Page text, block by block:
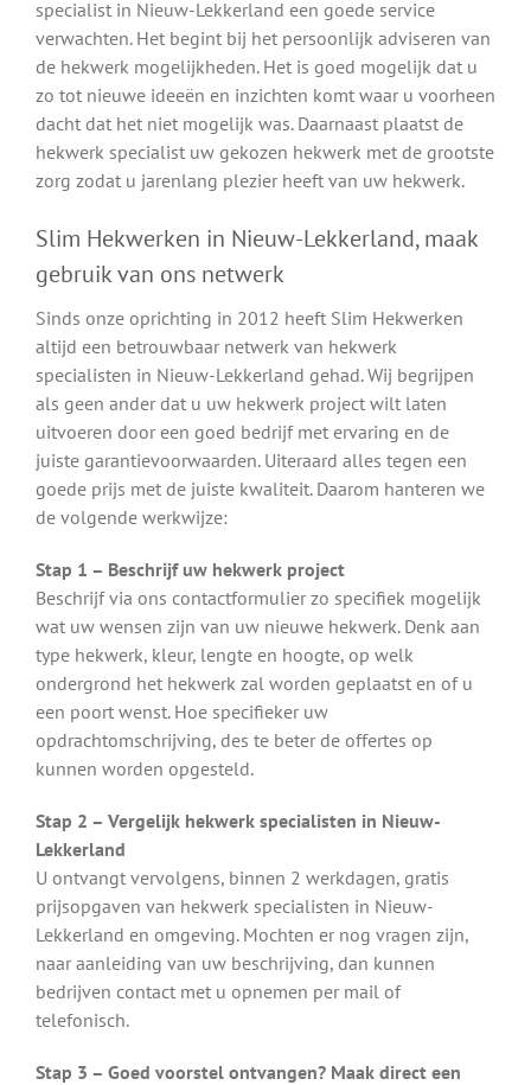
specialist in Nieuw-Lekkerland een goede service
verwachten. Het begint bij het persoonlijk adviseren van
de hekwerk mogelijkheden. Het is goed mogelijk dat u
zo tot nieuwe ideeën en inzichten komt waar u voorheen
dacht dat het niet mogelijk was. Daarnaast plaatst de
hekwerk specialist uw gekozen hekwerk met de grootste
zorg zodat u jarenlang plezier heeft van uw hekwerk.
Slim Hekwerken in Nieuw-Lekkerland, maak
gebruik van ons netwerk
Sinds onze oprichting in 2012 heeft Slim Hekwerken
altijd een betrouwbaar netwerk van hekwerk
specialisten in Nieuw-Lekkerland gehad. Wij begrijpen
als geen ander dat u uw hekwerk project wilt laten
uitvoeren door een goed bedrijf met ervaring en de
juiste garantievoorwaarden. Uiteraard alles tegen een
goede prijs met de juiste kwaliteit. Daarom hanteren we
de volgende werkwijze:
Stap 1 – Beschrijf uw hekwerk project
Beschrijf via ons contactformulier zo specifiek mogelijk
wat uw wensen zijn van uw nieuwe hekwerk. Denk aan
type hekwerk, kleur, lengte en hoogte, op welk
ondergrond het hekwerk zal worden geplaatst en of u
een poort wenst. Hoe specifieker uw
opdrachtomschrijving, des te beter de offertes op
kunnen worden opgesteld.
Stap 2 – Vergelijk hekwerk specialisten in Nieuw-
Lekkerland
U ontvangt vervolgens, binnen 2 werkdagen, gratis
prijsopgaven van hekwerk specialisten in Nieuw-
Lekkerland en omgeving. Mochten er nog vragen zijn,
naar aanleiding van uw beschrijving, dan kunnen
bedrijven contact met u opnemen per mail of
telefonisch.
Stap 3 – Goed voorstel ontvangen? Maak direct een